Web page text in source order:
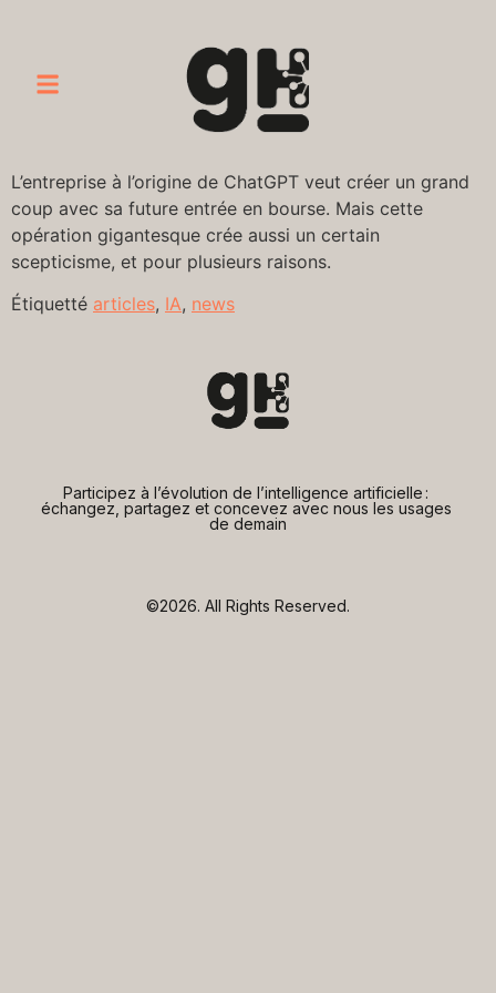
L’entreprise à l’origine de ChatGPT veut créer un grand
coup avec sa future entrée en bourse. Mais cette
opération gigantesque crée aussi un certain
scepticisme, et pour plusieurs raisons.
Étiquetté articles, IA, news
Participez à l’évolution de l’intelligence artificielle :
échangez, partagez et concevez avec nous les usages
de demain
©2026. All Rights Reserved.